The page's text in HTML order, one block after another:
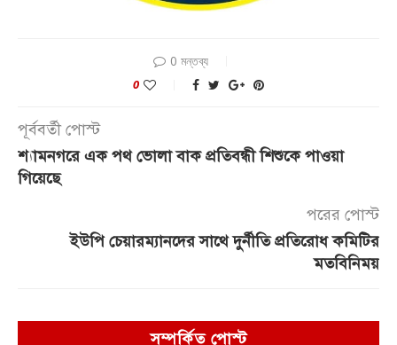
0 মন্তব্য
0
পূর্ববর্তী পোস্ট
শ্যামনগরে এক পথ ভোলা বাক প্রতিবন্ধী শিশুকে পাওয়া
গিয়েছে
পরের পোস্ট
ইউপি চেয়ারম্যানদের সাথে দুর্নীতি প্রতিরোধ কমিটির
মতবিনিময়
সম্পর্কিত পোস্ট